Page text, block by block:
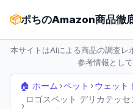
📦ポちのAmazon商品徹
本サイトはAIによる商品の調査レ
参考情報とし
🏠 ホーム ›ペット ›ウェット
›
ロゴスペット デリカテッ